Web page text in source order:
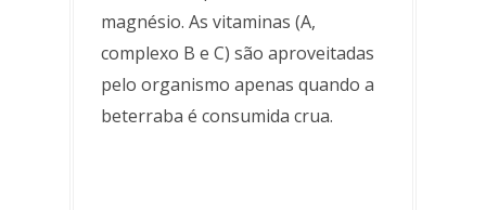
magnésio. As vitaminas (A,
complexo B e C) são aproveitadas
pelo organismo apenas quando a
beterraba é consumida crua.